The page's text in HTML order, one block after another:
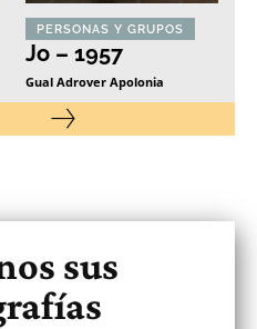
PERSONAS Y GRUPOS
Jo – 1957
Gual Adrover Apolonia
sus